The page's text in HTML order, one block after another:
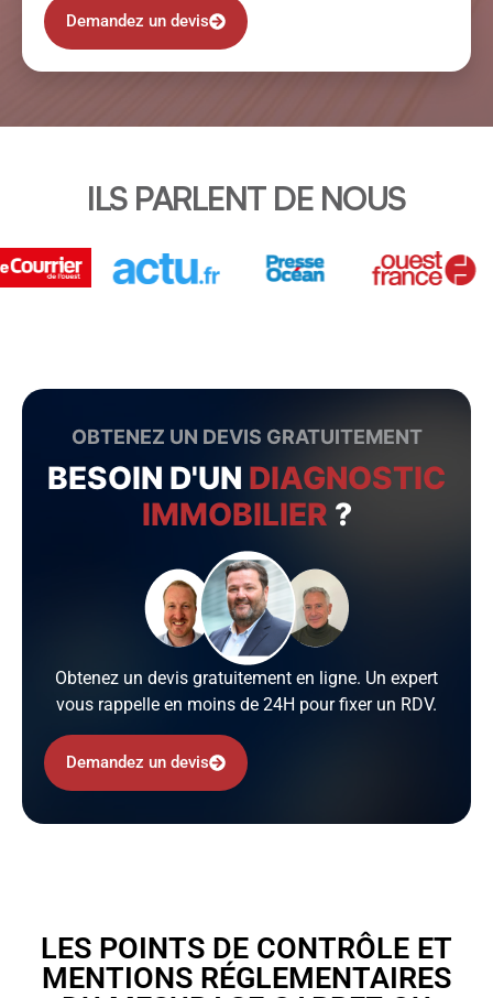
Demandez un devis
ILS PARLENT DE NOUS
OBTENEZ UN DEVIS GRATUITEMENT
BESOIN D'UN DIAGNOSTIC
IMMOBILIER ?
Obtenez un devis gratuitement en ligne. Un expert
vous rappelle en moins de 24H pour fixer un RDV.
Demandez un devis
LES POINTS DE CONTRÔLE ET
MENTIONS RÉGLEMENTAIRES